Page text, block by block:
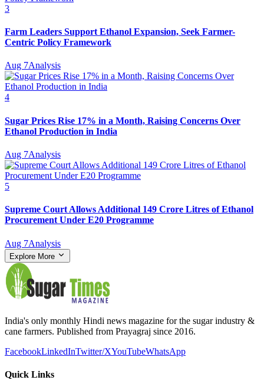
3
Farm Leaders Support Ethanol Expansion, Seek Farmer-
Centric Policy Framework
Aug 7Analysis
4
Sugar Prices Rise 17% in a Month, Raising Concerns Over
Ethanol Production in India
Aug 7Analysis
5
Supreme Court Allows Additional 149 Crore Litres of Ethanol
Procurement Under E20 Programme
Aug 7Analysis
Explore More
India's only monthly Hindi news magazine for the sugar industry &
cane farmers. Published from Prayagraj since 2016.
FacebookLinkedInTwitter/XYouTubeWhatsApp
Quick Links